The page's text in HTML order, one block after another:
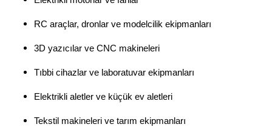
RC araçlar, dronlar ve modelcilik ekipmanları
3D yazıcılar ve CNC makineleri
Tıbbi cihazlar ve laboratuvar ekipmanları
Elektrikli aletler ve küçük ev aletleri
Tekstil makineleri ve tarım ekipmanları